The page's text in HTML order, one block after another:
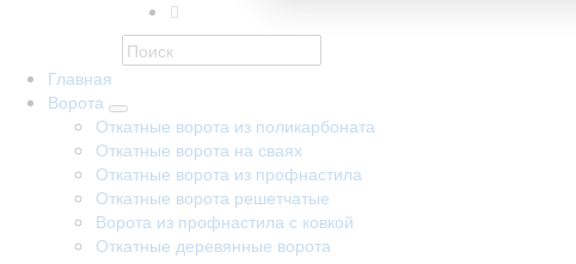
Главная
Ворота
Откатные ворота из поликарбоната
Откатные ворота на сваях
Откатные ворота из профнастила
Откатные ворота решетчатые
Ворота из профнастила с ковкой
Откатные деревянные ворота